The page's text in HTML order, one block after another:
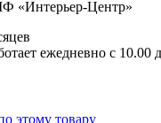
«Интерьер-Центр»
ежедневно с 10.00
этому товару